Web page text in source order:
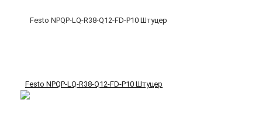
Festo NPQP-LQ-R38-Q12-FD-P10 Штуцер